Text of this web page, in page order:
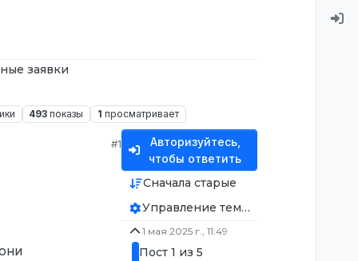
заявки
493 показы 1 просматривает
#1
Авторизуйтесь,
чтобы ответить
Сначала старые
Управление темой
1 мая 2025 г., 11:49
Пост 1 из 5